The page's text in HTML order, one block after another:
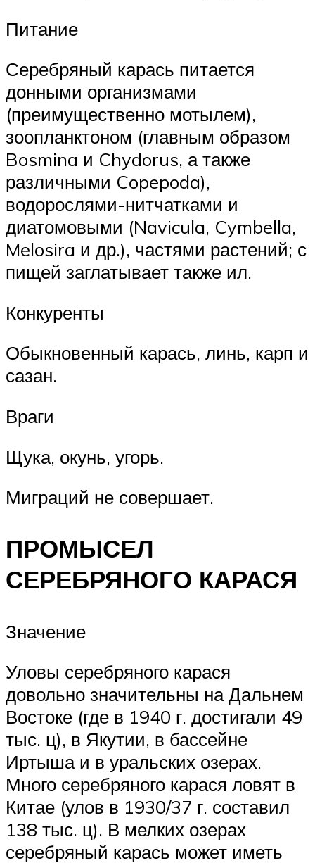
Питание
Серебряный карась питается
донными организмами
(преимущественно мотылем),
зоопланктоном (главным образом
Bosmina и Chydorus, а также
различными Copepoda),
водорослями-нитчатками и
диатомовыми (Navicula, Cymbella,
Melosira и др.), частями растений; с
пищей заглатывает также ил.
Конкуренты
Обыкновенный карась, линь, карп и
сазан.
Враги
Щука, окунь, угорь.
Миграций не совершает.
ПРОМЫСЕЛ
СЕРЕБРЯНОГО КАРАСЯ
Значение
Уловы серебряного карася
довольно значительны на Дальнем
Востоке (где в 1940 г. достигали 49
тыс. ц), в Якутии, в бассейне
Иртыша и в уральских озерах.
Много серебряного карася ловят в
Китае (улов в 1930/37 г. составил
138 тыс. ц). В мелких озерах
серебряный карась может иметь